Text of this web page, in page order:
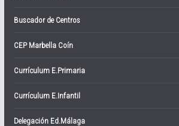
Buscador de Centros
CEP Marbella Coín
Currículum E.Primaria
Currículum E.Infantil
Delegación Ed.Málaga